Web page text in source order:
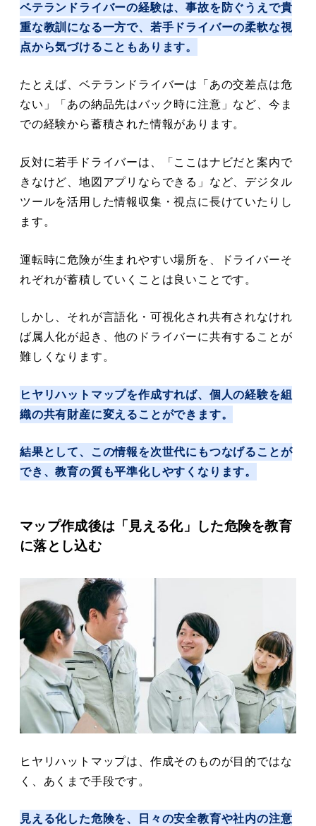
ベテランドライバーの経験は、事故を防ぐうえで貴
重な教訓になる一方で、若手ドライバーの柔軟な視
点から気づけることもあります。
たとえば、ベテランドライバーは「あの交差点は危
ない」「あの納品先はバック時に注意」など、今ま
での経験から蓄積された情報があります。
反対に若手ドライバーは、「ここはナビだと案内で
きなけど、地図アプリならできる」など、デジタル
ツールを活用した情報収集・視点に長けていたりし
ます。
運転時に危険が生まれやすい場所を、ドライバーそ
れぞれが蓄積していくことは良いことです。
しかし、それが言語化・可視化され共有されなけれ
ば属人化が起き、他のドライバーに共有することが
難しくなります。
ヒヤリハットマップを作成すれば、個人の経験を組
織の共有財産に変えることができます。
結果として、この情報を次世代にもつなげることが
でき、教育の質も平準化しやすくなります。
マップ作成後は「見える化」した危険を教育
に落とし込む
ヒヤリハットマップは、作成そのものが目的ではな
く、あくまで手段です。
見える化した危険を、日々の安全教育や社内の注意